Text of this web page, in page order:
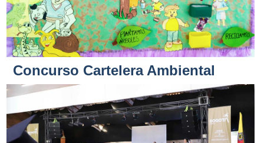
Concurso Cartelera Ambiental